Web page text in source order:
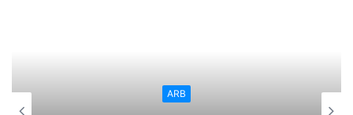
Una vez superada la lesión, Terrence Bieshaar une su
ARB